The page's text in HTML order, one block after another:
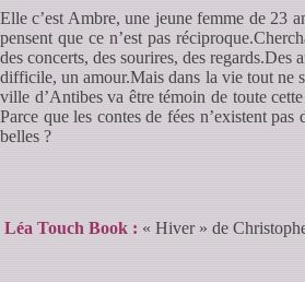
Elle c’est Ambre, une jeune femme de 23
pensent que ce n’est pas
des concerts, des sourires, des
difficile, un amour.Mais dans la vie tout ne
ville d’Antibes va être témoin de toute
Parce que les contes de fées n’existent
belles ?
Léa Touch Book : « Hiver » de